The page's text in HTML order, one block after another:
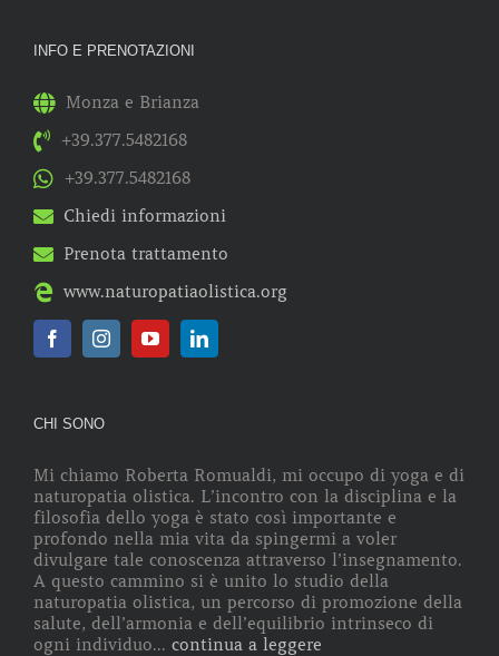
INFO E PRENOTAZIONI
Monza e Brianza
+39.377.5482168
+39.377.5482168
Chiedi informazioni
Prenota trattamento
www.naturopatiaolistica.org
CHI SONO
Mi chiamo Roberta Romualdi, mi occupo di yoga e di
naturopatia olistica. L’incontro con la disciplina e la
filosofia dello yoga è stato così importante e
profondo nella mia vita da spingermi a voler
divulgare tale conoscenza attraverso l’insegnamento.
A questo cammino si è unito lo studio della
naturopatia olistica, un percorso di promozione della
salute, dell’armonia e dell’equilibrio intrinseco di
ogni individuo... continua a leggere